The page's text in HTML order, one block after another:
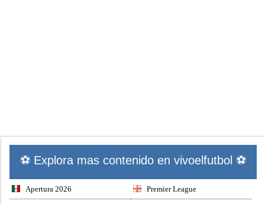
⚽ Explora mas contenido en vivoelfutbol ⚽
Apertura 2026 Premier League